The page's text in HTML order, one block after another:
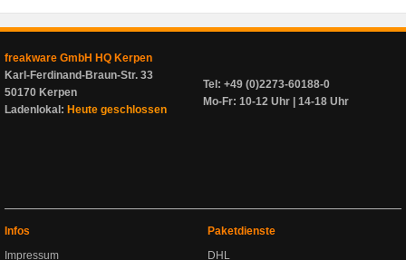
freakware GmbH HQ Kerpen
Karl-Ferdinand-Braun-Str. 33
50170 Kerpen
Ladenlokal: Heute geschlossen
Tel: +49 (0)2273-60188-0
Mo-Fr: 10-12 Uhr | 14-18 Uhr
Infos
Impressum
Paketdienste
DHL